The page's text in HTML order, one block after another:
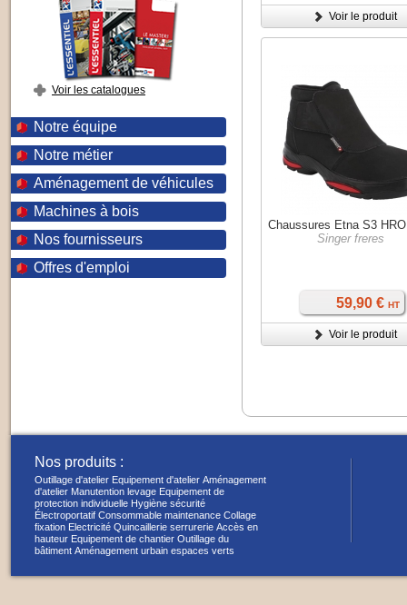
Voir les catalogues
Notre équipe
Notre métier
Aménagement de véhicules
Machines à bois
Nos fournisseurs
Offres d'emploi
Voir le produit
Chaussures Etna S3
Singer freres
59,90 € HT
Voir le produit
Nos produits :
Outillage d'atelier Equipement d'atelier Aménagement
d'atelier Manutention levage Equipement de
protection individuelle Hygiène sécurité
Électroportatif Consommable maintenance Collage
fixation Electricité Quincaillerie serrurerie Accès en
hauteur Equipement de chantier Outillage du
bâtiment Aménagement urbain espaces verts